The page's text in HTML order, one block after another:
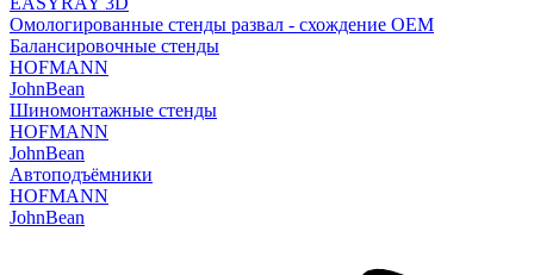
Омологированные стенды развал - схождение OEM
Балансировочные стенды
HOFMANN
JohnBean
Шиномонтажные стенды
HOFMANN
JohnBean
Автоподъёмники
HOFMANN
JohnBean